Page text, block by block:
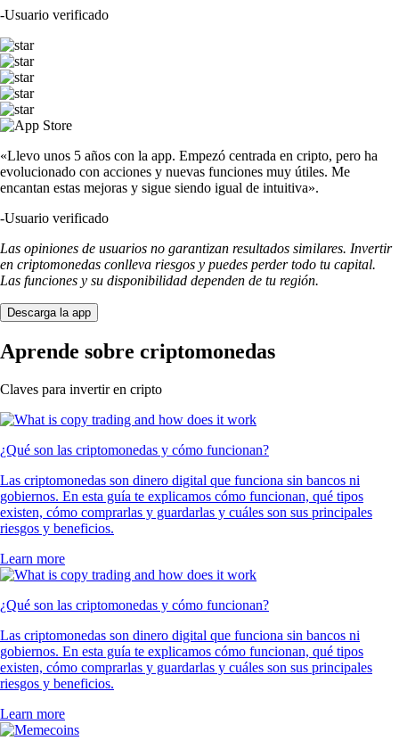
-Usuario verificado
«Llevo unos 5 años con la app. Empezó centrada en cripto, pero ha
evolucionado con acciones y nuevas funciones muy útiles. Me
encantan estas mejoras y sigue siendo igual de intuitiva».
-Usuario verificado
Las opiniones de usuarios no garantizan resultados similares. Invertir
en criptomonedas conlleva riesgos y puedes perder todo tu capital.
Las funciones y su disponibilidad dependen de tu región.
Descarga la app
Aprende sobre criptomonedas
Claves para invertir en cripto
¿Qué son las criptomonedas y cómo funcionan?
Las criptomonedas son dinero digital que funciona sin bancos ni
gobiernos. En esta guía te explicamos cómo funcionan, qué tipos
existen, cómo comprarlas y guardarlas y cuáles son sus principales
riesgos y beneficios.
Learn more
¿Qué son las criptomonedas y cómo funcionan?
Las criptomonedas son dinero digital que funciona sin bancos ni
gobiernos. En esta guía te explicamos cómo funcionan, qué tipos
existen, cómo comprarlas y guardarlas y cuáles son sus principales
riesgos y beneficios.
Learn more